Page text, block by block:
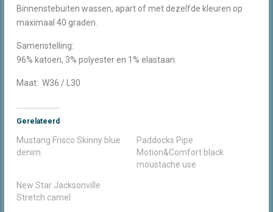
Binnenstebuiten wassen, apart of met dezelfde kleuren op
maximaal 40 graden.
Samenstelling:
96% katoen, 3% polyester en 1% elastaan.
Maat: W36 / L30
Gerelateerd
Mustang Frisco Skinny blue
denim
Paddocks Pipe
Motion&Comfort black
moustache use
New Star Jacksonville
Stretch camel